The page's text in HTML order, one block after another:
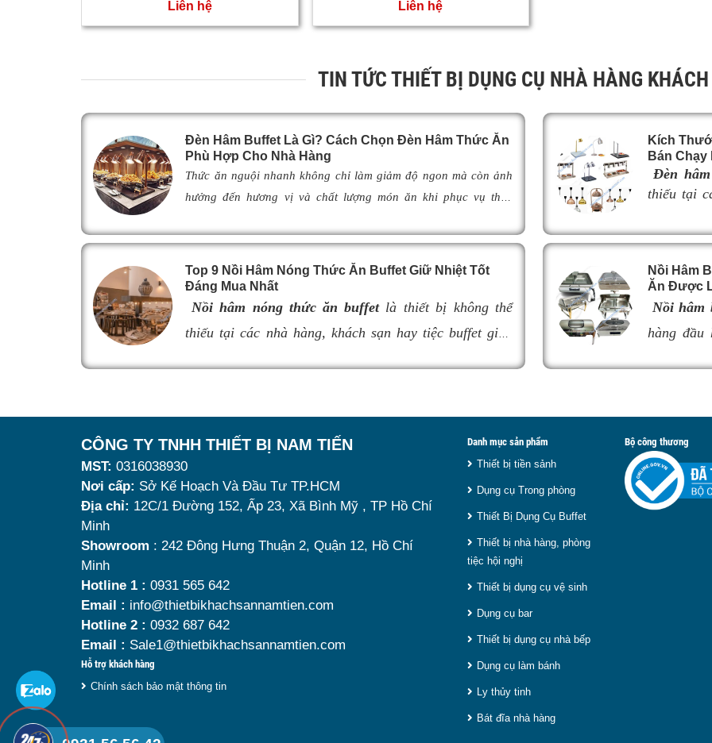
Liên hệ
Liên hệ
TIN TỨC THIẾT BỊ DỤNG CỤ NHÀ HÀNG
Đèn Hâm Buffet Là Gì? Cách Chọn Đèn Hâm Thức Ăn
Phù Hợp Cho Nhà Hàng
Thức ăn nguội nhanh không chỉ làm giảm độ ngon mà còn ảnh
hưởng đến hương vị và chất lượng món ăn khi phục vụ thực
giải pháp được nhiều nhà hàng, khách sạn và khu nghỉ dưỡng
lựa chọn nhờ khả năng giữ cho món ăn luôn ấm nóng, thơm
ngon như vừa mới chế biến. Vậy
thế nào, hoạt động ra sao và làm thế nào để lựa chọn được mẫu
đèn hâm nóng thức ănphù hợp, giúp tối ưu hiệu quả giữ nhiệt
Hãy cùng tìm hiểu ngay trong bài viết dưới đây.
Kích
Bán Chạy
Đèn
thiếu tại
món ăn
thẩm mỹ
bày thực
Tuy
không
của quầy
Top 9 Nồi Hâm Nóng Thức Ăn Buffet Giữ Nhiệt Tốt
Đáng Mua Nhất
Nồi hâm nóng thức ăn buffet là thiết bị không thể
thiếu tại các nhà hàng, khách sạn hay tiệc buffet giúp
nguội, làm giảm hương vị món ăn và ảnh hưởng đến
trải nghiệm khách hàng. Vì vậy, việc chọn đúng sản
phẩm giữ nhiệt tốt, bền đẹp và phù hợp nhu cầu sử
dụng là vô cùng quan trọng. Dưới đây làtop 9 nồi hâm
Nồi Hâm
Ăn Được
Nồi hâm
hàng đầu
Tuy
là loại
điện hay
trọng
CÔNG TY TNHH THIẾT BỊ NAM TIẾN
MST: 0316038930
Nơi cấp: Sở Kế Hoạch Và Đầu Tư TP.HCM
Địa chỉ: 12C/1 Đường 152, Ấp 23, Xã Bình Mỹ , TP Hồ Chí
Minh
Showroom : 242 Đông Hưng Thuận 2, Quận 12, Hồ Chí
Minh
Hotline 1 : 0931 565 642
Email : info@thietbikhachsannamtien.com
Hotline 2 : 0932 687 642
Email : Sale1@thietbikhachsannamtien.com
Hỗ trợ khách hàng
Chính sách bảo mật thông tin
Danh mục sản phẩm
Thiết bị tiền sảnh
Dụng cụ Trong phòng
Thiết Bị Dụng Cụ Buffet
Thiết bị nhà hàng, phòng
tiệc hội nghị
Thiết bị dụng cụ vệ sinh
Dụng cụ bar
Thiết bị dụng cụ nhà bếp
Dụng cụ làm bánh
Ly thủy tinh
Bát đĩa nhà hàng
Bộ công thương